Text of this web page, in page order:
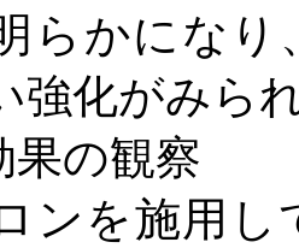
らかになり
強化がみら
の観察
ンを施用し